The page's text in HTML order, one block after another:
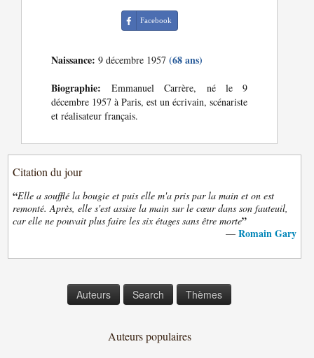
Facebook
Naissance: 9 décembre 1957(68 ans)
Biographie: Emmanuel Carrère, né le 9
décembre 1957 à Paris, est un écrivain, scénariste
et réalisateur français.
Citation du jour
“Elle a soufflé la bougie et puis elle m'a pris par la main et on est
remonté. Après, elle s'est assise la main sur le cœur dans son fauteuil,
car elle ne pouvait plus faire les six étages sans être morte”
— Romain Gary
Auteurs Search Thèmes
Auteurs populaires